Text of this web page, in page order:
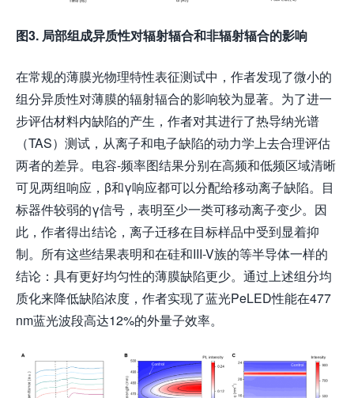
图3. 局部组成异质性对辐射辐合和非辐射辐合的影响
在常规的薄膜光物理特性表征测试中，作者发现了微小的
组分异质性对薄膜的辐射辐合的影响较为显著。为了进一
步评估材料内缺陷的产生，作者对其进行了热导纳光谱
（TAS）测试，从离子和电子缺陷的动力学上去合理评估
两者的差异。电容-频率图结果分别在高频和低频区域清晰
可见两组响应，β和γ响应都可以分配给移动离子缺陷。目
标器件较弱的γ信号，表明至少一类可移动离子变少。因
此，作者得出结论，离子迁移在目标样品中受到显着抑
制。所有这些结果表明和在硅和III-V族的等半导体一样的
结论：具有更好均匀性的薄膜缺陷更少。通过上述组分均
质化来降低缺陷浓度，作者实现了蓝光PeLED性能在477
nm蓝光波段高达12%的外量子效率。